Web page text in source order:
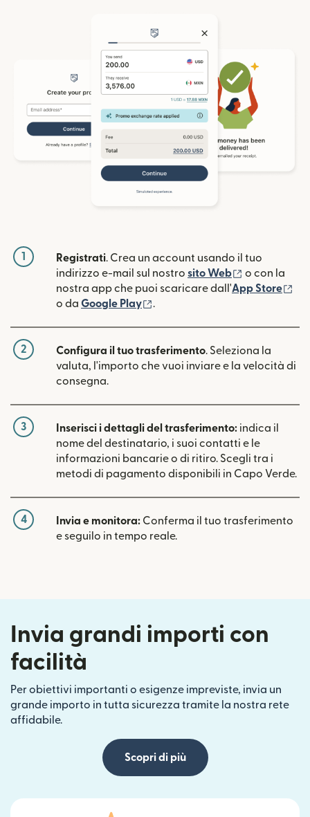
1 Registrati. Crea un account usando il tuo
indirizzo e-mail sul nostro sito Web (si apre in
o con la
nostra app che puoi scaricare dall'App Store
o da Google Play (si apre in una nuova finestra)
.
2 Configura il tuo trasferimento. Seleziona la
valuta, l'importo che vuoi inviare e la velocità di
consegna.
3 Inserisci i dettagli del trasferimento: indica il
nome del destinatario, i suoi contatti e le
informazioni bancarie o di ritiro. Scegli tra i
metodi di pagamento disponibili in Capo Verde.
4 Invia e monitora: Conferma il tuo trasferimento
e seguilo in tempo reale.
Invia grandi importi con
facilità
Per obiettivi importanti o esigenze impreviste, invia un
grande importo in tutta sicurezza tramite la nostra rete
affidabile.
Scopri di più